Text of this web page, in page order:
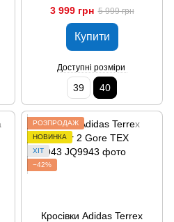
9932
3 999 грн 5 999 грн
Купити
Доступні розміри
39 40
РОЗПРОДАЖ
НОВИНКА
ХІТ
−42%
Кросівки Adidas Terrex